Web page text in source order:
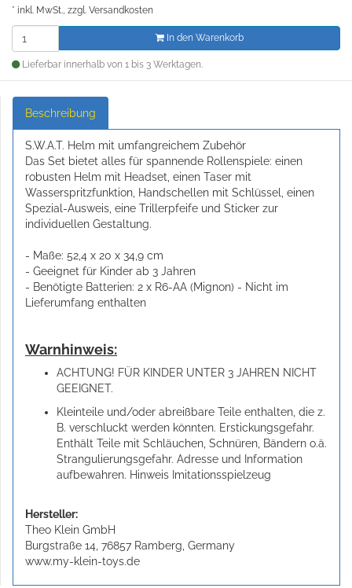
* inkl. MwSt., zzgl. Versandkosten
In den Warenkorb
Lieferbar innerhalb von 1 bis 3 Werktagen.
Beschreibung
S.W.A.T. Helm mit umfangreichem Zubehör
Das Set bietet alles für spannende Rollenspiele: einen
robusten Helm mit Headset, einen Taser mit
Wasserspritzfunktion, Handschellen mit Schlüssel, einen
Spezial-Ausweis, eine Trillerpfeife und Sticker zur
individuellen Gestaltung.
- Maße: 52,4 x 20 x 34,9 cm
- Geeignet für Kinder ab 3 Jahren
- Benötigte Batterien: 2 x R6-AA (Mignon) - Nicht im
Lieferumfang enthalten
Warnhinweis:
ACHTUNG! FÜR KINDER UNTER 3 JAHREN NICHT
GEEIGNET.
Kleinteile und/oder abreißbare Teile enthalten, die z.
B. verschluckt werden könnten. Erstickungsgefahr.
Enthält Teile mit Schläuchen, Schnüren, Bändern o.ä.
Strangulierungsgefahr. Adresse und Information
aufbewahren. Hinweis Imitationsspielzeug
Hersteller:
Theo Klein GmbH
Burgstraße 14, 76857 Ramberg, Germany
www.my-klein-toys.de